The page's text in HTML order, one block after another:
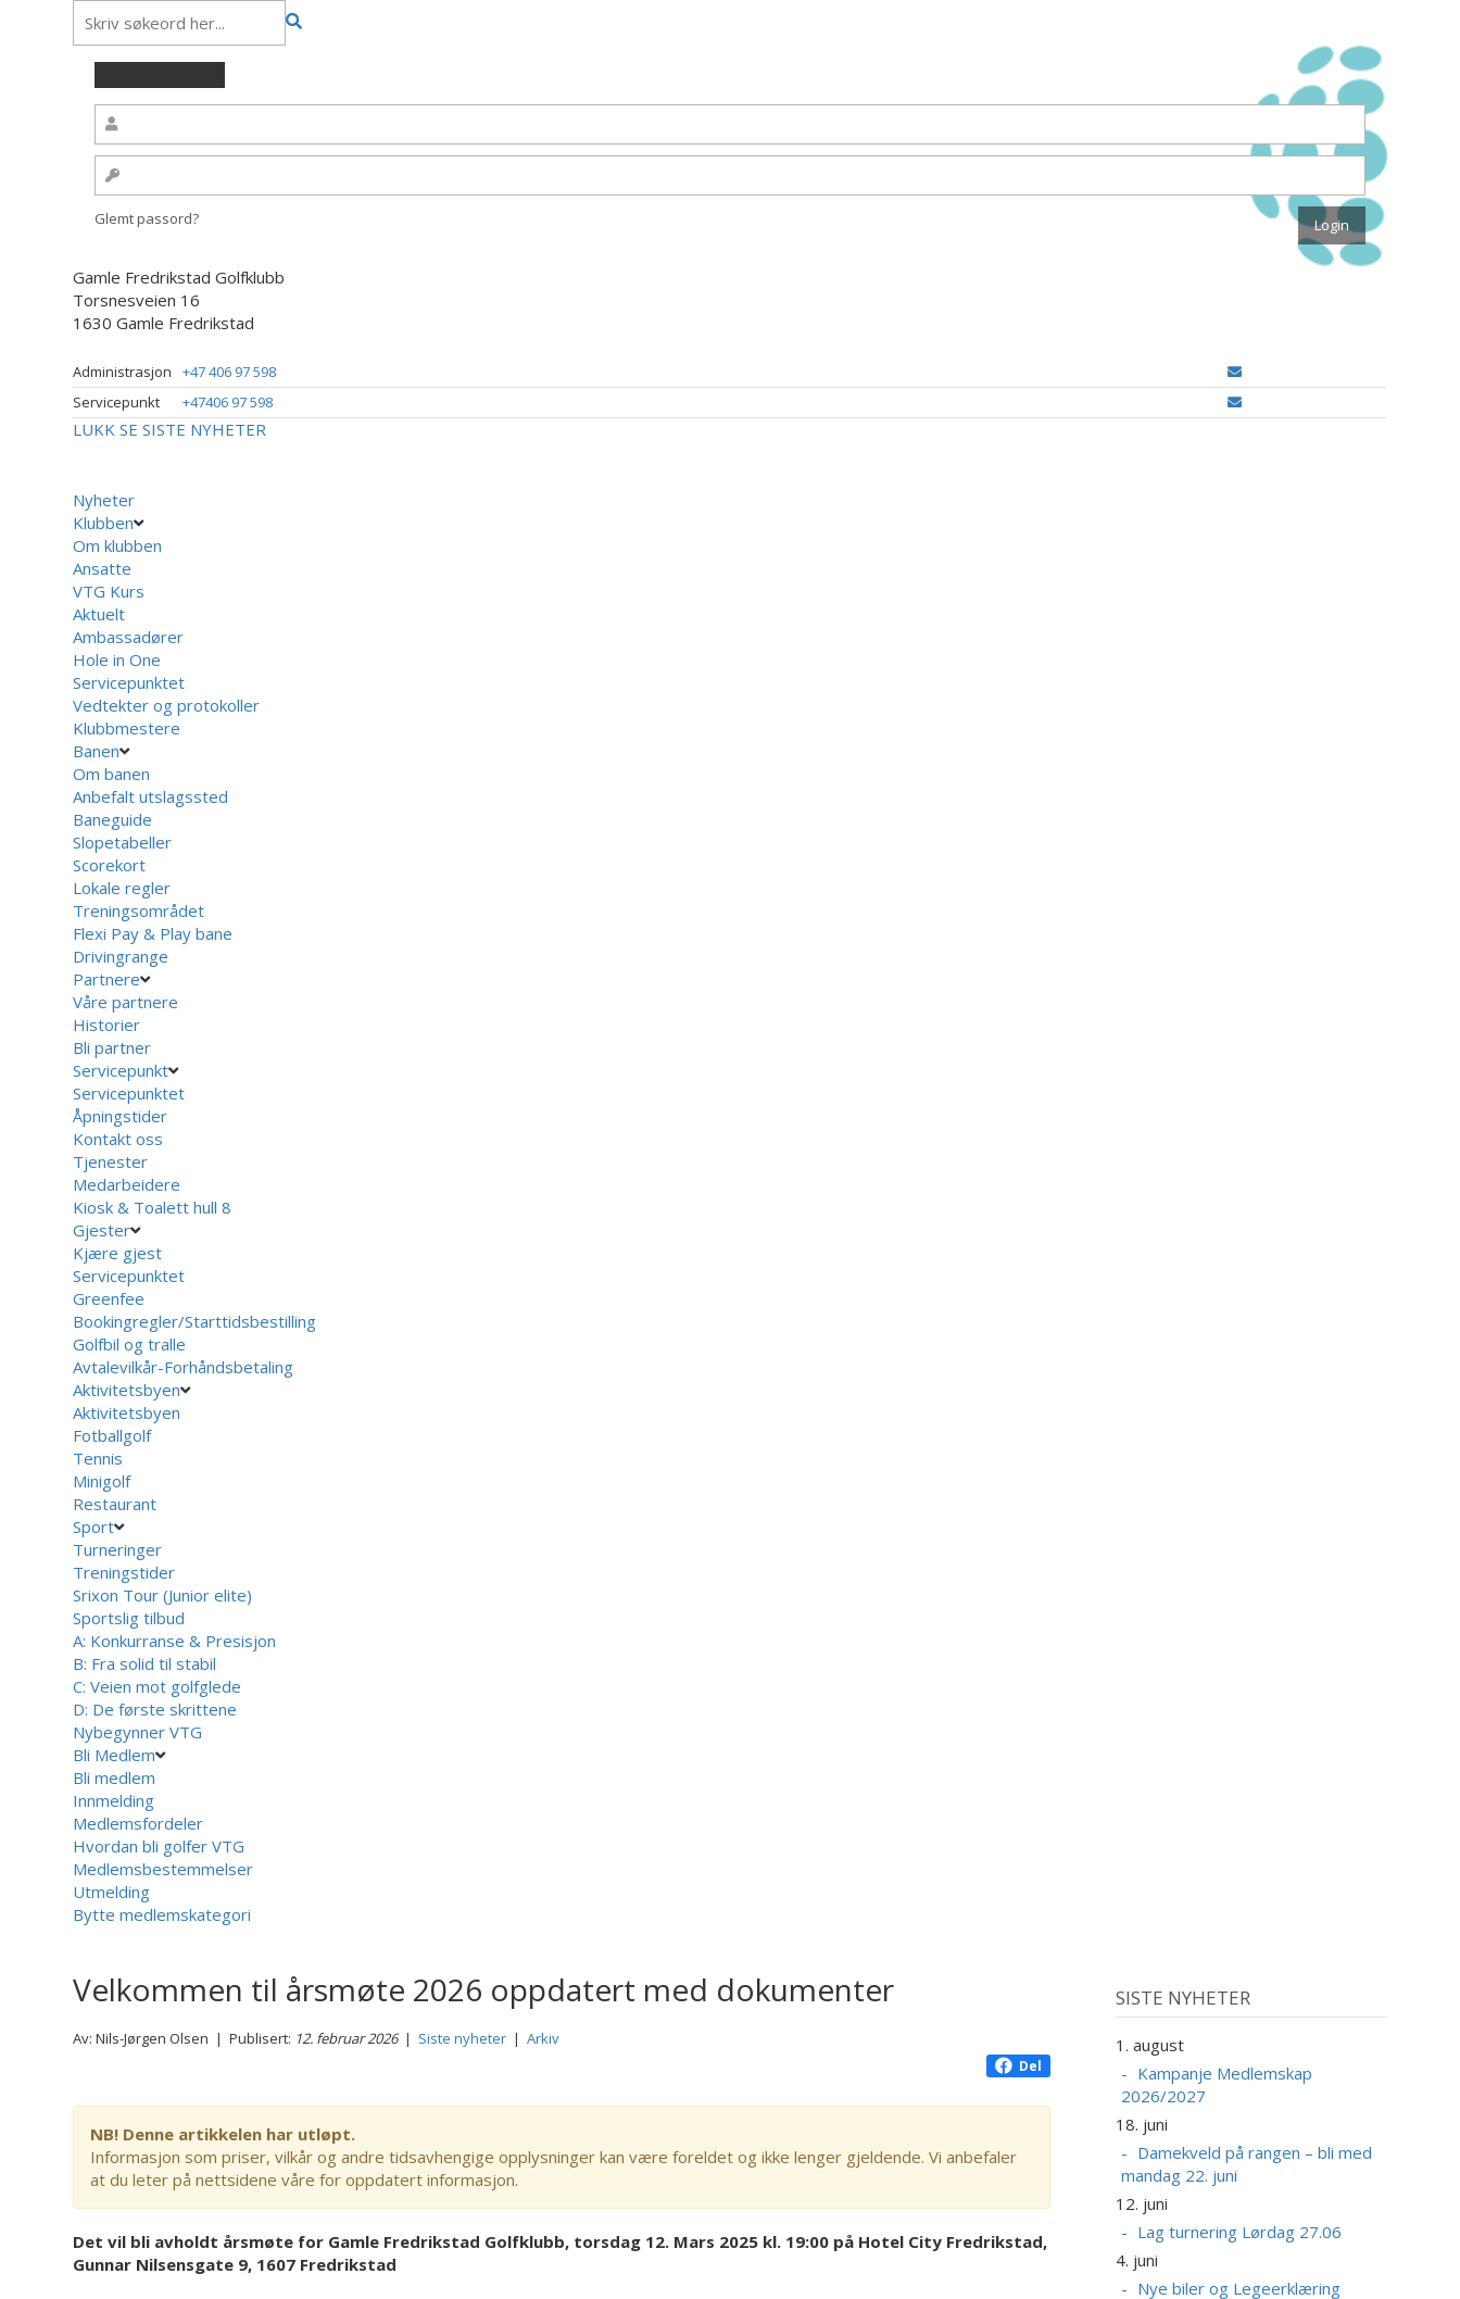
Glemt passord?
Gamle Fredrikstad Golfklubb
Torsnesveien 16
1630 Gamle Fredrikstad
Administrasjon
+47 406 97 598
Servicepunkt
+47406 97 598
LUKK SE SISTE NYHETER
Nyheter
Klubben
Om klubben
Ansatte
VTG Kurs
Aktuelt
Ambassadører
Hole in One
Servicepunktet
Vedtekter og protokoller
Klubbmestere
Banen
Om banen
Anbefalt utslagssted
Baneguide
Slopetabeller
Scorekort
Lokale regler
Treningsområdet
Flexi Pay & Play bane
Drivingrange
Partnere
Våre partnere
Historier
Bli partner
Servicepunkt
Servicepunktet
Åpningstider
Kontakt oss
Tjenester
Medarbeidere
Kiosk & Toalett hull 8
Gjester
Kjære gjest
Servicepunktet
Greenfee
Bookingregler/Starttidsbestilling
Golfbil og tralle
Avtalevilkår-Forhåndsbetaling
Aktivitetsbyen
Aktivitetsbyen
Fotballgolf
Tennis
Minigolf
Restaurant
Sport
Turneringer
Treningstider
Srixon Tour (Junior elite)
Sportslig tilbud
A: Konkurranse & Presisjon
B: Fra solid til stabil
C: Veien mot golfglede
D: De første skrittene
Nybegynner VTG
Bli Medlem
Bli medlem
Innmelding
Medlemsfordeler
Hvordan bli golfer VTG
Medlemsbestemmelser
Utmelding
Bytte medlemskategori
Velkommen til årsmøte 2026 oppdatert med dokumenter
Av: Nils-Jørgen Olsen | Publisert: 12. februar 2026| Siste nyheter |Arkiv
Del
NB! Denne artikkelen har utløpt.
Informasjon som priser, vilkår og andre tidsavhengige opplysninger kan være foreldet og ikke lenger gjeldende. Vi anbefaler
at du leter på nettsidene våre for oppdatert informasjon.
Det vil bli avholdt årsmøte for Gamle Fredrikstad Golfklubb, torsdag 12. Mars 2025 kl. 19:00 på Hotel City Fredrikstad,
Gunnar Nilsensgate 9, 1607 Fredrikstad
SISTE NYHETER
1. august
Kampanje Medlemskap
2026/2027
18. juni
Damekveld på rangen – bli med
mandag 22. juni
12. juni
Lag turnering Lørdag 27.06
4. juni
Nye biler og Legeerklæring